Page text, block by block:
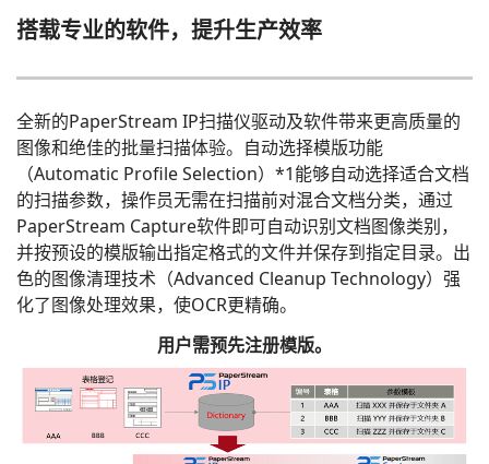
搭载专业的软件，提升生产效率
全新的PaperStream IP扫描仪驱动及软件带来更高质量的
图像和绝佳的批量扫描体验。自动选择模版功能
（Automatic Profile Selection）*1能够自动选择适合文档
的扫描参数，操作员无需在扫描前对混合文档分类，通过
PaperStream Capture软件即可自动识别文档图像类别，
并按预设的模版输出指定格式的文件并保存到指定目录。出
色的图像清理技术（Advanced Cleanup Technology）强
化了图像处理效果，使OCR更精确。
用户需预先注册模版。